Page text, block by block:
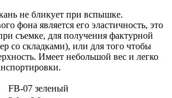
не бликует при вспышке.
фона является его эластичность, это
съемке, для получения фактурной
со складками), или для того чтобы
Имеет небольшой вес и легко
FB-07 зеленый